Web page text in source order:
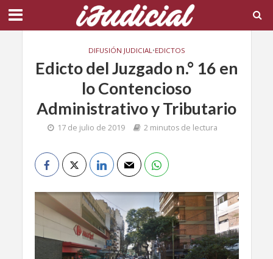
DIFUSIÓN JUDICIAL•EDICTOS
Edicto del Juzgado n.° 16 en
lo Contencioso
Administrativo y Tributario
17 de julio de 2019 2 minutos de lectura